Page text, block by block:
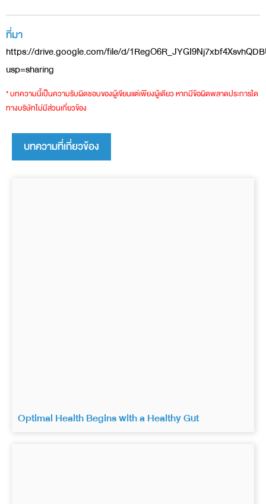
ที่มา
https://drive.google.com/file/d/
usp=sharing
* บทความนี้เป็นความรับผิดชอบของผู้เขียนแต่เพียงผู้เดียว หากมีข้อผิดพลาดประการใด
ทางบริษัทไม่มีส่วนเกี่ยวข้อง
บทความที่เกี่ยวข้อง
Optimal Health Begins with a Healthy Gut